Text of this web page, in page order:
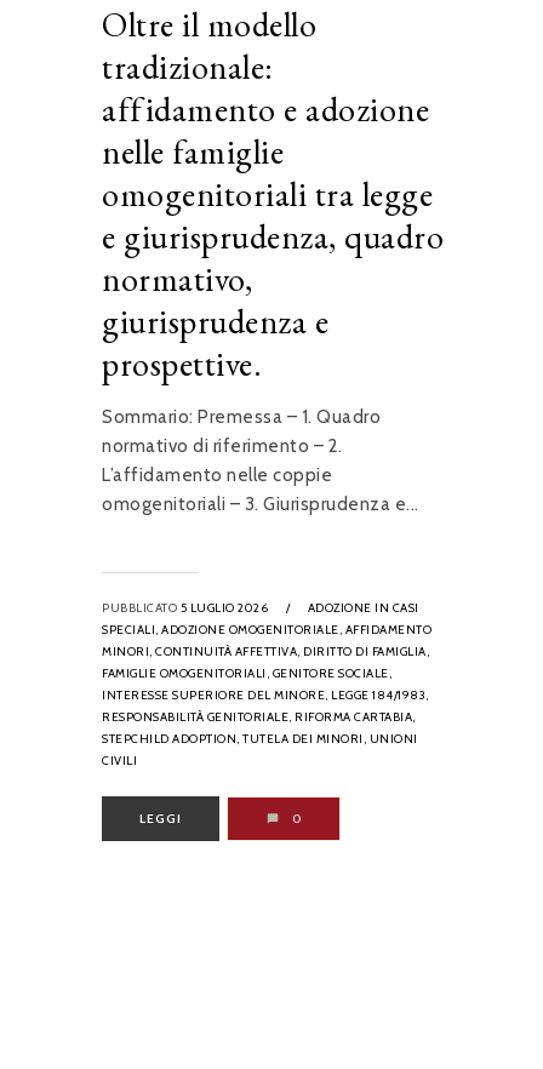
Oltre il modello
tradizionale:
affidamento e adozione
nelle famiglie
omogenitoriali tra legge
e giurisprudenza, quadro
normativo,
giurisprudenza e
prospettive.
Sommario: Premessa – 1. Quadro
normativo di riferimento – 2.
L’affidamento nelle coppie
omogenitoriali – 3. Giurisprudenza e...
PUBBLICATO 5 LUGLIO 2026 /
ADOZIONE IN CASI
SPECIALI, ADOZIONE OMOGENITORIALE, AFFIDAMENTO
MINORI, CONTINUITÀ AFFETTIVA, DIRITTO DI FAMIGLIA,
FAMIGLIE OMOGENITORIALI, GENITORE SOCIALE,
INTERESSE SUPERIORE DEL MINORE, LEGGE 184/1983,
RESPONSABILITÀ GENITORIALE, RIFORMA CARTABIA,
STEPCHILD ADOPTION, TUTELA DEI MINORI,
UNIONI
CIVILI
LEGGI 0